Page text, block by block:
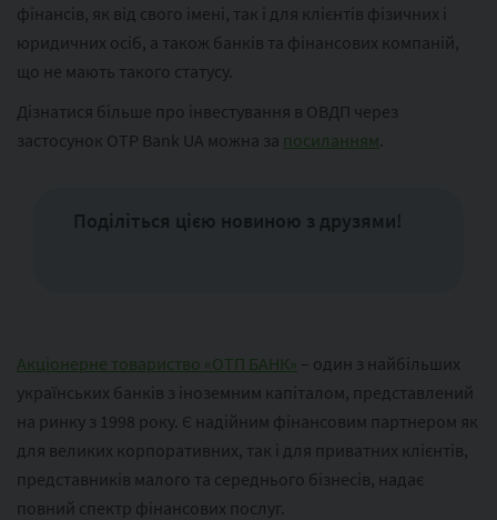
фінансів, як від свого імені, так і для клієнтів фізичних і
юридичних осіб, а також банків та фінансових компаній,
що не мають такого статусу.
Дізнатися більше про інвестування в ОВДП через
застосунок OTP Bank UA можна за посиланням
Поділіться цією новиною з друзями!
Акціонерне товариство «ОТП БАНК» – один з найбільших
українських банків з іноземним капіталом, представлений
на ринку з 1998 року. Є надійним фінансовим партнером як
для великих корпоративних, так і для приватних клієнтів,
представників малого та середнього бізнесів, надає
повний спектр фінансових послуг.